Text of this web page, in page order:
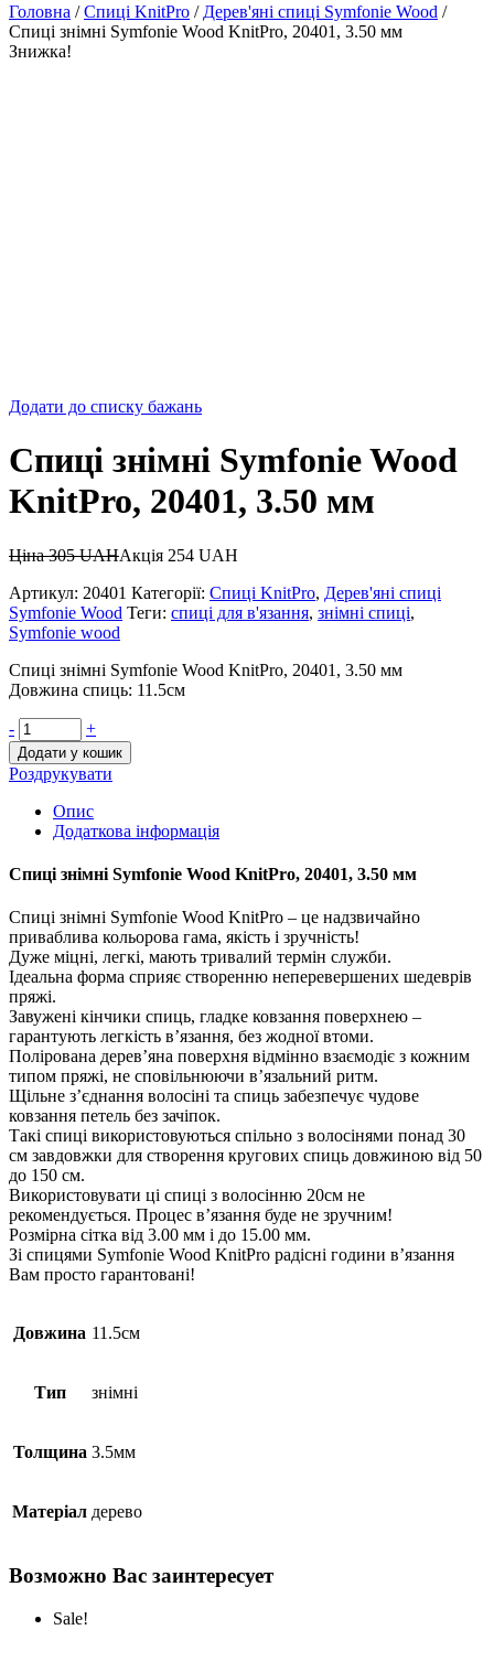
Головна /Спиці KnitPro / Дерев'яні спиці Symfonie Wood /
Спиці знімні Symfonie Wood KnitPro, 20401, 3.50 мм
Знижка!
Додати до списку бажань
Спиці знімні Symfonie Wood
KnitPro, 20401, 3.50 мм
Ціна305UAHАкція 254 UAH
Артикул: 20401 Категорії: Спиці KnitPro, Дерев'яні спиці
Symfonie Wood Теги: спиці для в'язання, знімні спиці,
Symfonie wood
Спиці знімні Symfonie Wood KnitPro, 20401, 3.50 мм
Довжина спиць: 11.5см
- +
Додати у кошик
Роздрукувати
Опис
Додаткова інформація
Спиці знімні Symfonie Wood KnitPro, 20401, 3.50 мм
Спиці знімні Symfonie Wood KnitPro – це надзвичайно
приваблива кольорова гама, якість і зручність!
Дуже міцні, легкі, мають тривалий термін служби.
Ідеальна форма сприяє створенню неперевершених шедеврів
пряжі.
Завужені кінчики спиць, гладке ковзання поверхнею –
гарантують легкість в’язання, без жодної втоми.
Полірована дерев’яна поверхня відмінно взаємодіє з кожним
типом пряжі, не сповільнюючи в’язальний ритм.
Щільне з’єднання волосіні та спиць забезпечує чудове
ковзання петель без зачіпок.
Такі спиці використовуються спільно з волосінями понад 30
см завдовжки для створення кругових спиць довжиною від 50
до 150 см.
Використовувати ці спиці з волосінню 20см не
рекомендується. Процес в’язання буде не зручним!
Розмірна сітка від 3.00 мм і до 15.00 мм.
Зі спицями Symfonie Wood KnitPro радісні години в’язання
Вам просто гарантовані!
Довжина 11.5см
Тип знімні
Толщина 3.5мм
Матеріал дерево
Возможно Вас заинтересует
Sale!